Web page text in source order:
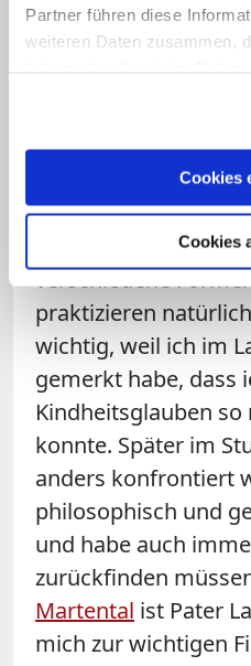
Partner führen diese
weiteren Daten zusammen,
Cookies
Cookies
angstbesetzten
viel Regelkonformität
Frage: Sie haben
erlebt, dass es
Katholizismen
Genau. Und
verschiedene
praktizieren
wichtig, weil ich im
gemerkt habe, dass
Kindheitsglauben
konnte. Später im
anders konfrontiert
philosophisch und
und habe auch
zurückfinden
Martental ist Pater
mich zur wichtigen